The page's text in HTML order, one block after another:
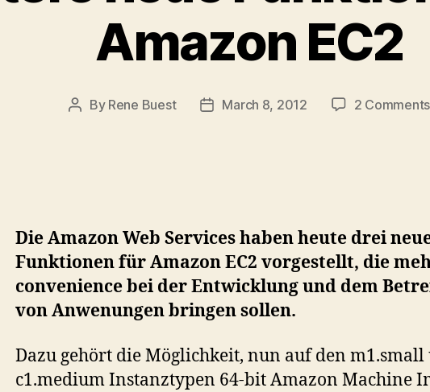
Amazon EC2
Post
By Rene Buest
PostMarch 8, 2012 2 Comments
Die Amazon Web Services haben heute drei
Funktionen für Amazon EC2 vorgestellt, die
convenience bei der Entwicklung und dem
von Anwenungen bringen sollen.
Dazu gehört die Möglichkeit, nun auf den m1.small
c1.medium Instanztypen 64-bit Amazon Machine